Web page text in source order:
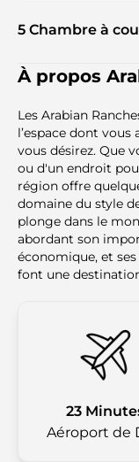
5 Chambre à
À propos
Les Arabian
l’espace dont
vous désirez. Que
ou d'un endroit
région offre
domaine du style
plonge dans le
abordant son
économique, et
font une
23
Aéroport de